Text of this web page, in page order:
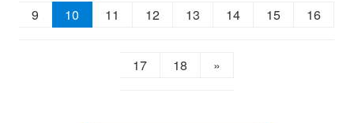
9 10 11 12 13 14 15 16
17 18 »